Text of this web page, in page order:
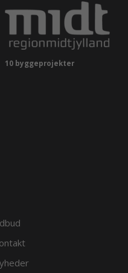
10 byggeprojekter